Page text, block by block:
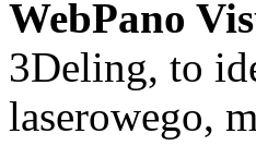
WebPano
3Deling, to
laserowego,